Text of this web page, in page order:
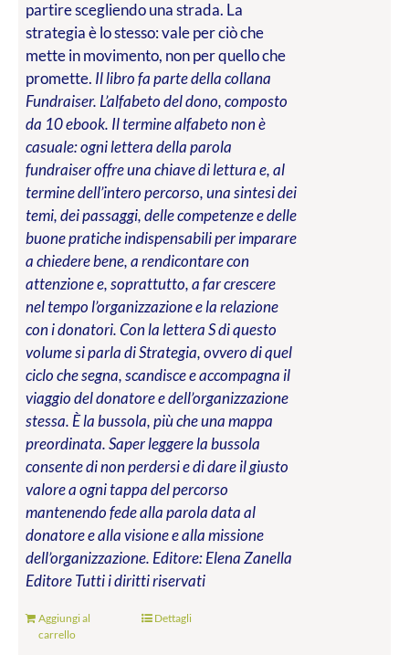
partire scegliendo una strada. La
strategia è lo stesso: vale per ciò che
mette in movimento, non per quello che
promette. Il libro fa parte della collana
Fundraiser. L’alfabeto del dono, composto
da 10 ebook. Il termine alfabeto non è
casuale: ogni lettera della parola
fundraiser offre una chiave di lettura e, al
termine dell’intero percorso, una sintesi dei
temi, dei passaggi, delle competenze e delle
buone pratiche indispensabili per imparare
a chiedere bene, a rendicontare con
attenzione e, soprattutto, a far crescere
nel tempo l’organizzazione e la relazione
con i donatori. Con la lettera S di questo
volume si parla di Strategia, ovvero di quel
ciclo che segna, scandisce e accompagna il
viaggio del donatore e dell’organizzazione
stessa. È la bussola, più che una mappa
preordinata. Saper leggere la bussola
consente di non perdersi e di dare il giusto
valore a ogni tappa del percorso
mantenendo fede alla parola data al
donatore e alla visione e alla missione
dell’organizzazione. Editore: Elena Zanella
EditoreTutti i diritti riservati
Aggiungi al
carrello
Dettagli